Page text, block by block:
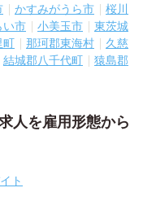
かすみがうら市
桜川
い市 小美玉市
東茨城
町 那珂郡東海村
久慈
結城郡八千代町
猿島郡
人を雇用形態から
ト